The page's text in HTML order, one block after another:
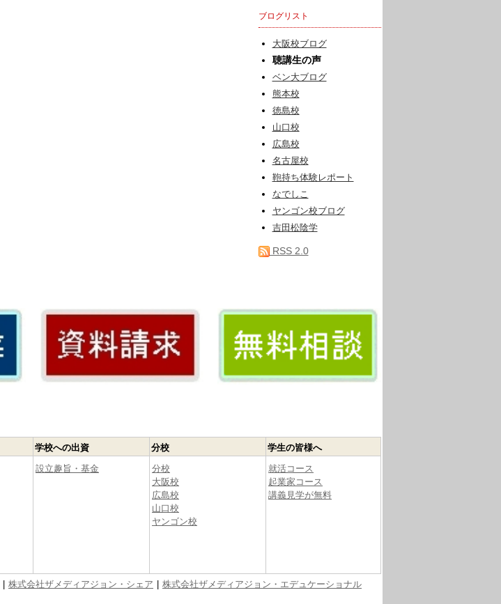
ブログリスト
大阪校ブログ
聴講生の声
ベン大ブログ
熊本校
徳島校
山口校
広島校
名古屋校
鞄持ち体験レポート
なでしこ
ヤンゴン校ブログ
吉田松陰学
RSS 2.0
学校への出資
設立趣旨・基金
分校
分校
大阪校
広島校
山口校
ヤンゴン校
学生の皆様へ
就活コース
起業家コース
講義見学が無料
株式会社ザメディアジョン・シェア
株式会社ザメディアジョン・エデュケーショナル